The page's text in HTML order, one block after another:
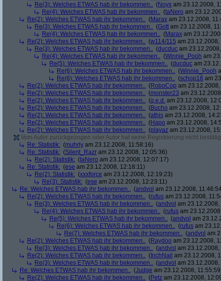
Re(3): Welches ETWAS hab ihr bekommen.. (Noyx am 23.12.2008,
Re(4): Welches ETWAS hab ihr bekommen.. (taNero am
Re(2): Welches ETWAS hab ihr bekommen.. (Marax am 23.12.2008,
Re(3): Welches ETWAS hab ihr bekommen.. (Gott am 23.12.2008,
Re(4): Welches ETWAS hab ihr bekommen.. (Marax am
Re(2): Welches ETWAS hab ihr bekommen.. (w114/115 am 23.12.2008,
Re(3): Welches ETWAS hab ihr bekommen.. (ducduc am
Re(4): Welches ETWAS hab ihr bekommen.. (Winnie_Pooh am
Re(5): Welches ETWAS hab ihr bekommen.. (ducduc am
Re(6): Welches ETWAS hab ihr bekommen.. (Winnie_Pooh
Re(6): Welches ETWAS hab ihr bekommen.. (schop18 am
Re(2): Welches ETWAS hab ihr bekommen.. (RoboCop am
Re(2): Welches ETWAS hab ihr bekommen.. (monster23 am
Re(2): Welches ETWAS hab ihr bekommen.. (q.e.d. am 23.12.2008,
Re(2): Welches ETWAS hab ihr bekommen.. (Bucho am 23.12.2008,
Re(2): Welches ETWAS hab ihr bekommen.. (athis am 23.12.2008,
Re(2): Welches ETWAS hab ihr bekommen.. (Hapo am 23.12.2008,
Re(2): Welches ETWAS hab ihr bekommen.. (playaz am 23.12.2008,
Vom Autor zurückgezogen oder Autor hat seine Registrierung nicht
Re: Statistik: (muhrly am 23.12.2008, 11:58:16)
Re: Statistik: (Silent_Razr am 23.12.2008, 12:05:36)
Re(2): Statistik: (taNero am 23.12.2008, 12:07:17)
Re: Statistik: (ese am 23.12.2008, 12:18:11)
Re(2): Statistik: (xxxforce am 23.12.2008, 12:19:23)
Re(3): Statistik: (ese am 23.12.2008, 12:23:11)
Re: Welches ETWAS hab ihr bekommen.. (andvol am 23.12.2008,
Re(2): Welches ETWAS hab ihr bekommen.. (rufus am 23.12.2008,
Re(3): Welches ETWAS hab ihr bekommen.. (andvol am
Re(4): Welches ETWAS hab ihr bekommen.. (rufus am
Re(5): Welches ETWAS hab ihr bekommen.. (andvol am
Re(6): Welches ETWAS hab ihr bekommen.. (rufus am
Re(7): Welches ETWAS hab ihr bekommen.. (andvol am
Re(2): Welches ETWAS hab ihr bekommen.. (Raydoo am 23.12.2008,
Re(3): Welches ETWAS hab ihr bekommen.. (andvol am
Re(2): Welches ETWAS hab ihr bekommen.. ( InchNail am 23.12.2008,
Re(3): Welches ETWAS hab ihr bekommen.. (andvol am
Re: Welches ETWAS hab ihr bekommen.. (Judge am 23.12.2008,
Re(2): Welches ETWAS hab ihr bekommen.. (Petz am 23.12.2008,